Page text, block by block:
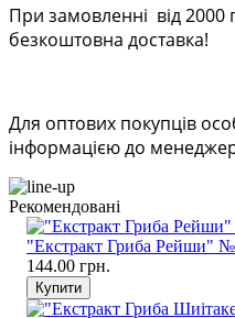
При замовленні від 2000
безкоштовна доставка!
Для оптових покупців
інформацією до
Рекомендовані
"Екстракт Гриба Рейши"
144.00 грн.